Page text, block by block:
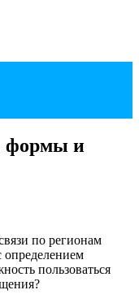
формы и
по регионам
определением
пользоваться